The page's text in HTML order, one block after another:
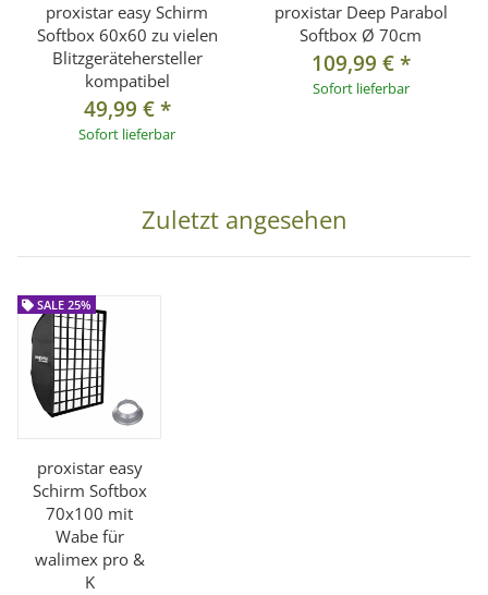
proxistar easy Schirm
Softbox 60x60 zu vielen
Blitzgerätehersteller
kompatibel
49,99 €*
Sofort lieferbar
proxistar Deep Parabol
Softbox Ø 70cm
109,99 €*
Sofort lieferbar
Zuletzt angesehen
SALE 25%
proxistar easy
Schirm Softbox
70x100 mit
Wabe für
walimex pro &
K